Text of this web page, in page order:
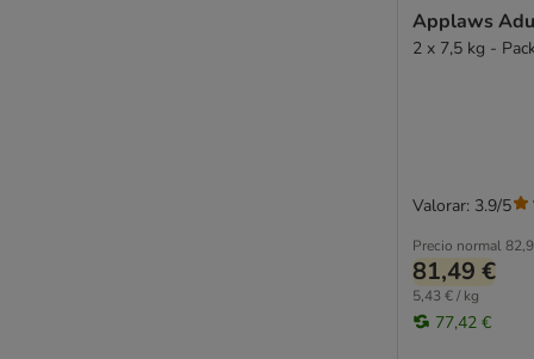
Applaws
2 x 7,5 kg -
Precio normal
81,49 €
5,43 € / kg
77,42 €
Valorar: 3.9/5